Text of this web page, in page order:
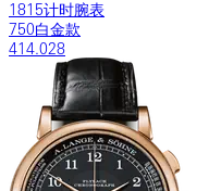
1815计时腕表
750白金款
414.028